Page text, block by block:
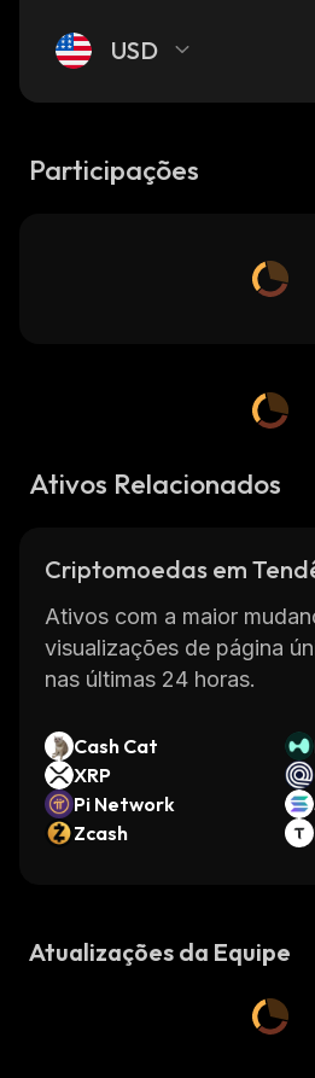
USD
Participações
Ativos Relacionados
Criptomoedas em
Ativos com a maior
visualizações de página
nas últimas 24 horas.
Cash Cat
XRP
Pi Network
Zcash
Atualizações da Equipe